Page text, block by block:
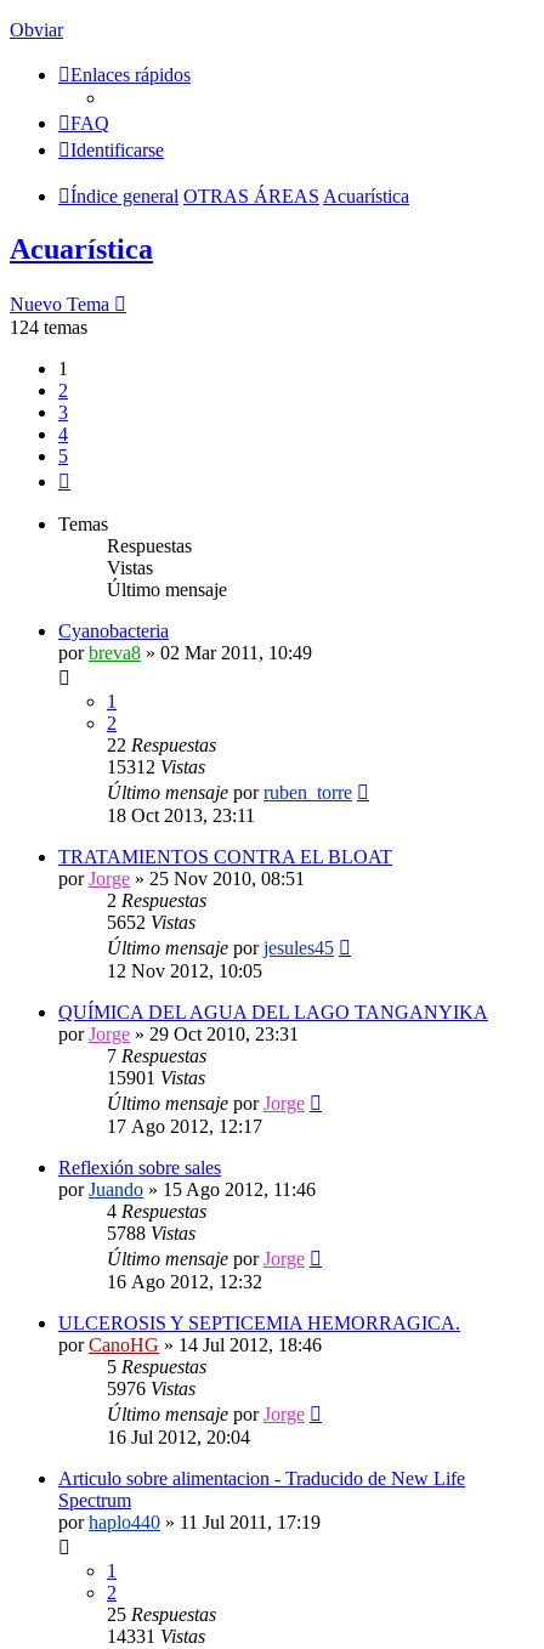
Obviar
Enlaces rápidos
FAQ
Identificarse
Índice general OTRAS ÁREAS Acuarística
Acuarística
Nuevo Tema
124 temas
1
2
3
4
5
Temas
Respuestas
Vistas
Último mensaje
Cyanobacteria
porbreva8 » 02 Mar 2011, 10:49
1
2
22 Respuestas
15312 Vistas
Último mensaje porruben_torre
18 Oct 2013, 23:11
TRATAMIENTOS CONTRA EL BLOAT
porJorge » 25 Nov 2010, 08:51
2 Respuestas
5652 Vistas
Último mensaje porjesules45
12 Nov 2012, 10:05
QUÍMICA DEL AGUA DEL LAGO TANGANYIKA
porJorge » 29 Oct 2010, 23:31
7 Respuestas
15901 Vistas
Último mensaje porJorge
17 Ago 2012, 12:17
Reflexión sobre sales
porJuando » 15 Ago 2012, 11:46
4 Respuestas
5788 Vistas
Último mensaje porJorge
16 Ago 2012, 12:32
ULCEROSIS Y SEPTICEMIA HEMORRAGICA.
porCanoHG » 14 Jul 2012, 18:46
5 Respuestas
5976 Vistas
Último mensaje porJorge
16 Jul 2012, 20:04
Articulo sobre alimentacion - Traducido de New Life
Spectrum
porhaplo440 » 11 Jul 2011, 17:19
1
2
25 Respuestas
14331 Vistas